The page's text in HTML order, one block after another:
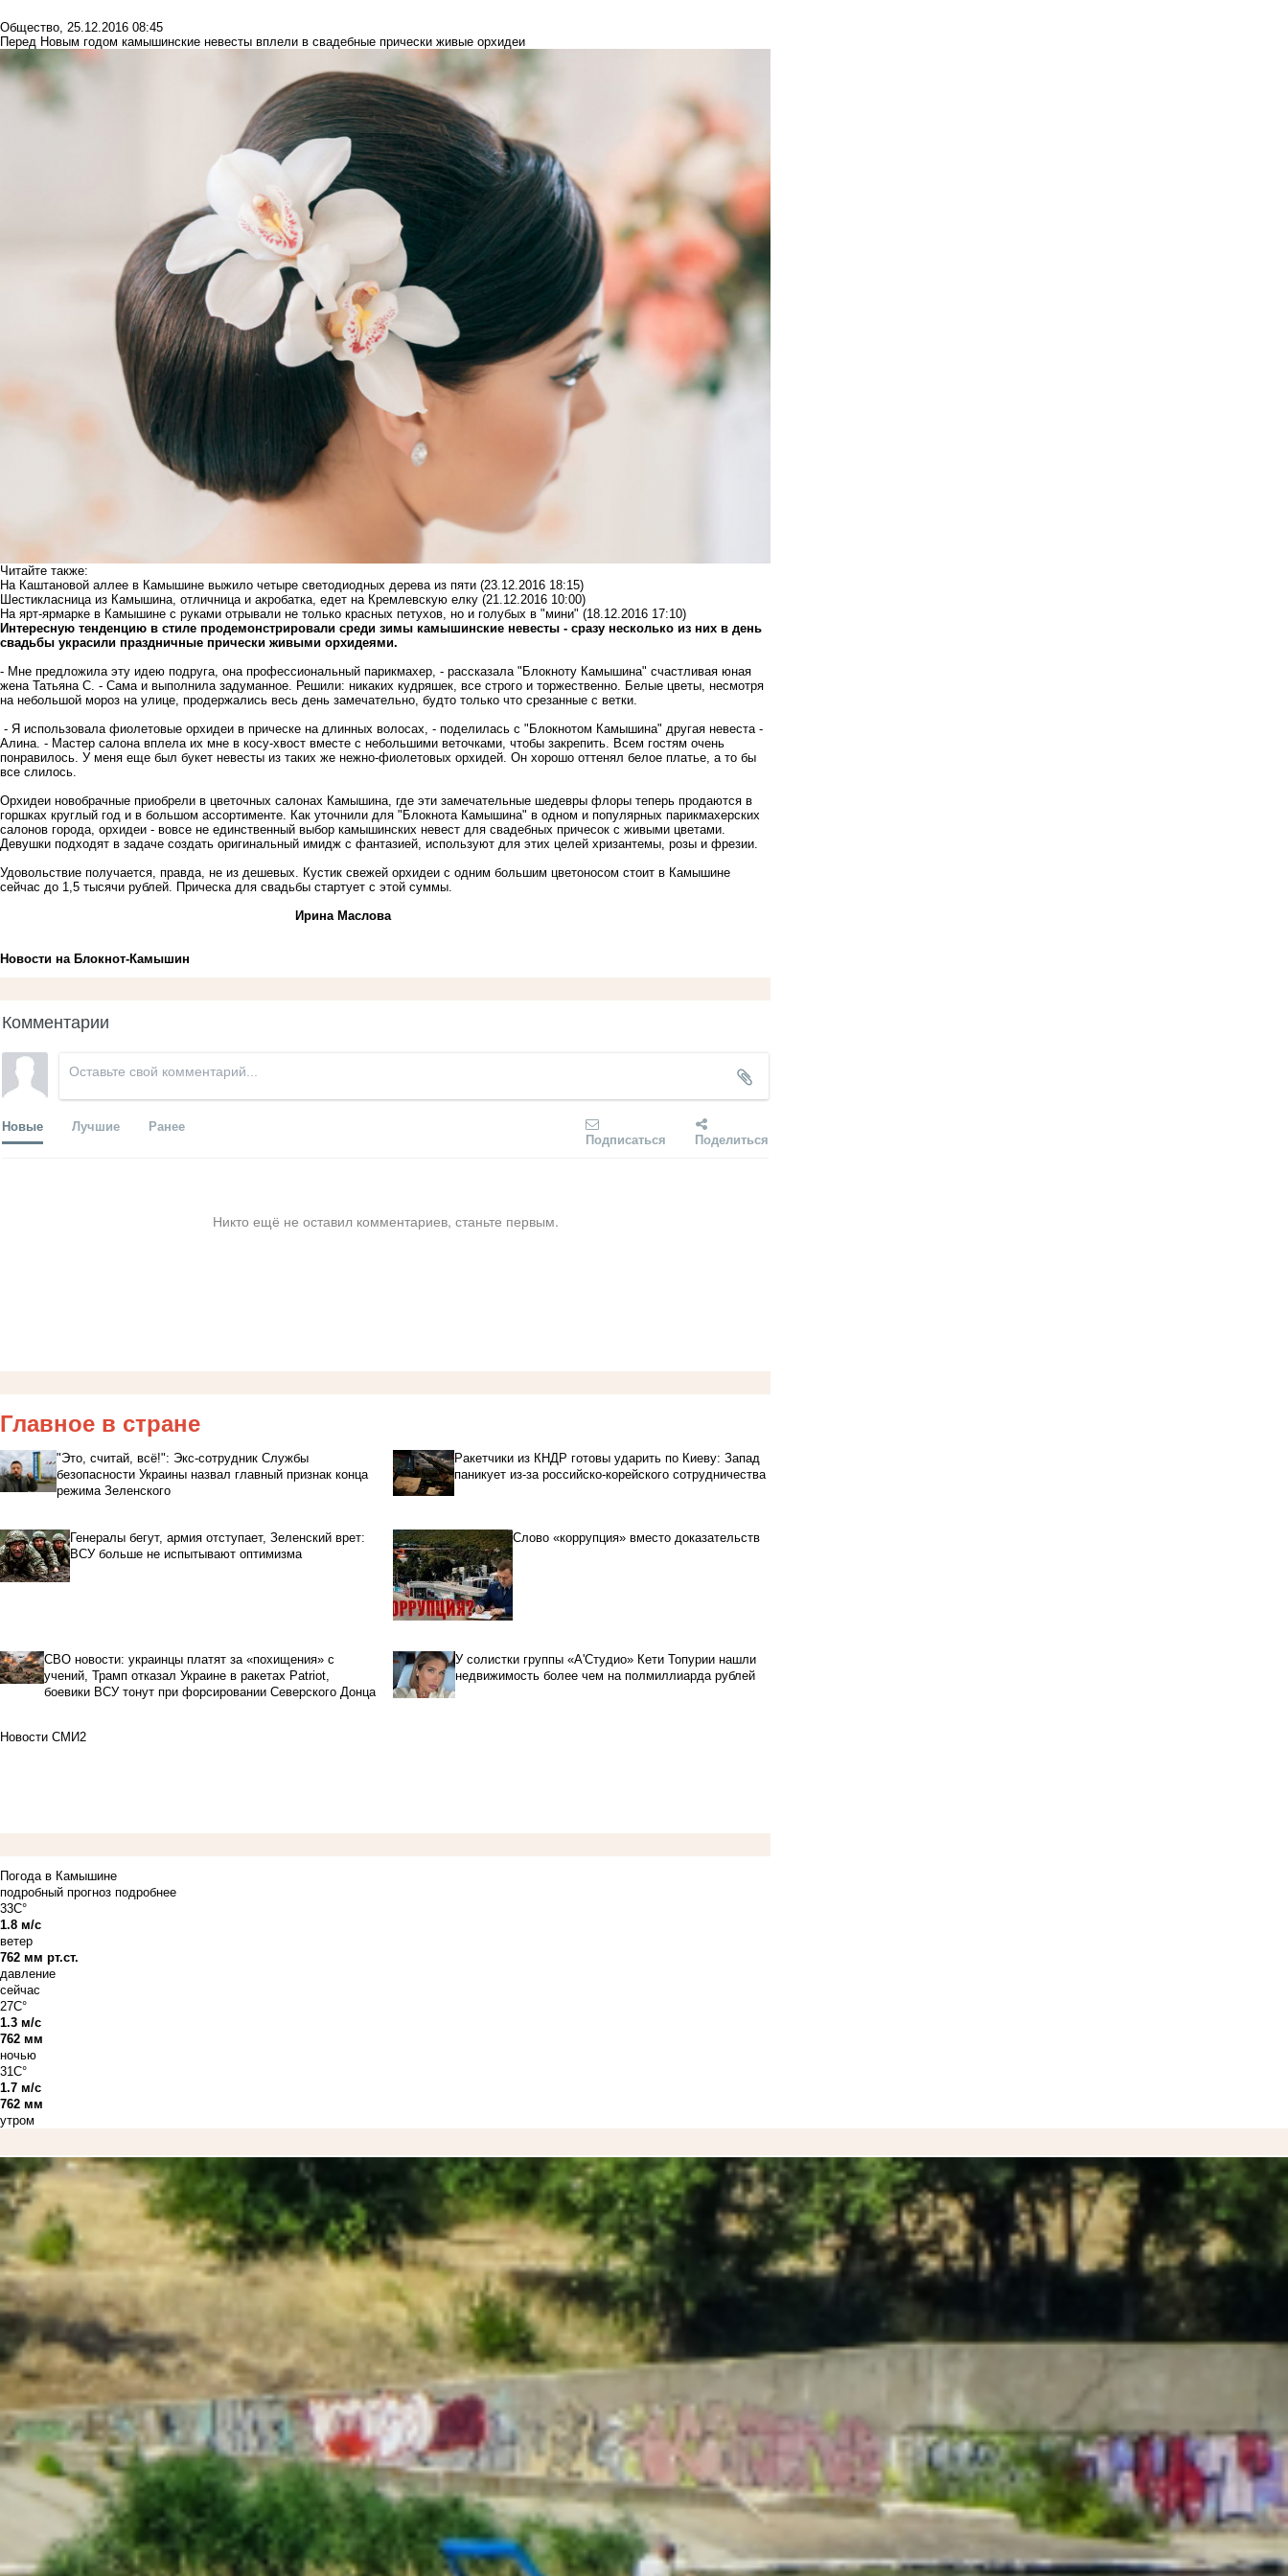
Общество, 25.12.2016 08:45
Перед Новым годом камышинские невесты вплели в свадебные прически живые орхидеи
Читайте также:
На Каштановой аллее в Камышине выжило четыре светодиодных дерева из пяти (23.12.2016 18:15)
Шестикласница из Камышина, отличница и акробатка, едет на Кремлевскую елку (21.12.2016 10:00)
На ярт-ярмарке в Камышине с руками отрывали не только красных петухов, но и голубых в "мини" (18.12.2016 17:10)
Интересную тенденцию в стиле продемонстрировали среди зимы камышинские невесты - сразу несколько из них в день
свадьбы украсили праздничные прически живыми орхидеями.
- Мне предложила эту идею подруга, она профессиональный парикмахер, - рассказала "Блокноту Камышина" счастливая юная
жена Татьяна С. - Сама и выполнила задуманное. Решили: никаких кудряшек, все строго и торжественно. Белые цветы, несмотря
на небольшой мороз на улице, продержались весь день замечательно, будто только что срезанные с ветки.
- Я использовала фиолетовые орхидеи в прическе на длинных волосах, - поделилась с "Блокнотом Камышина" другая невеста -
Алина. - Мастер салона вплела их мне в косу-хвост вместе с небольшими веточками, чтобы закрепить. Всем гостям очень
понравилось. У меня еще был букет невесты из таких же нежно-фиолетовых орхидей. Он хорошо оттенял белое платье, а то бы
все слилось.
Орхидеи новобрачные приобрели в цветочных салонах Камышина, где эти замечательные шедевры флоры теперь продаются в
горшках круглый год и в большом ассортименте. Как уточнили для "Блокнота Камышина" в одном и популярных парикмахерских
салонов города, орхидеи - вовсе не единственный выбор камышинских невест для свадебных причесок с живыми цветами.
Девушки подходят в задаче создать оригинальный имидж с фантазией, используют для этих целей хризантемы, розы и фрезии.
Удовольствие получается, правда, не из дешевых. Кустик свежей орхидеи с одним большим цветоносом стоит в Камышине
сейчас до 1,5 тысячи рублей. Прическа для свадьбы стартует с этой суммы.
Ирина Маслова
Новости на Блoкнoт-Камышин
Комментарии
Новые Лучшие Ранее
Подписаться Поделиться
Никто ещё не оставил комментариев, станьте первым.
Главное в стране
"Это, считай, всё!": Экс-сотрудник Службы
безопасности Украины назвал главный признак конца
режима Зеленского
Ракетчики из КНДР готовы ударить по Киеву: Запад
паникует из-за российско-корейского сотрудничества
Генералы бегут, армия отступает, Зеленский врет:
ВСУ больше не испытывают оптимизма
Слово «коррупция» вместо доказательств
СВО новости: украинцы платят за «похищения» с
учений, Трамп отказал Украине в ракетах Patriot,
боевики ВСУ тонут при форсировании Северского Донца
У солистки группы «А'Студио» Кети Топурии нашли
недвижимость более чем на полмиллиарда рублей
Новости СМИ2
Погода в Камышине
подробный прогноз подробнее
33C°
1.8 м/с
ветер
762 мм рт.ст.
давление
сейчас
27C°
1.3 м/с
762 мм
ночью
31C°
1.7 м/с
762 мм
утром